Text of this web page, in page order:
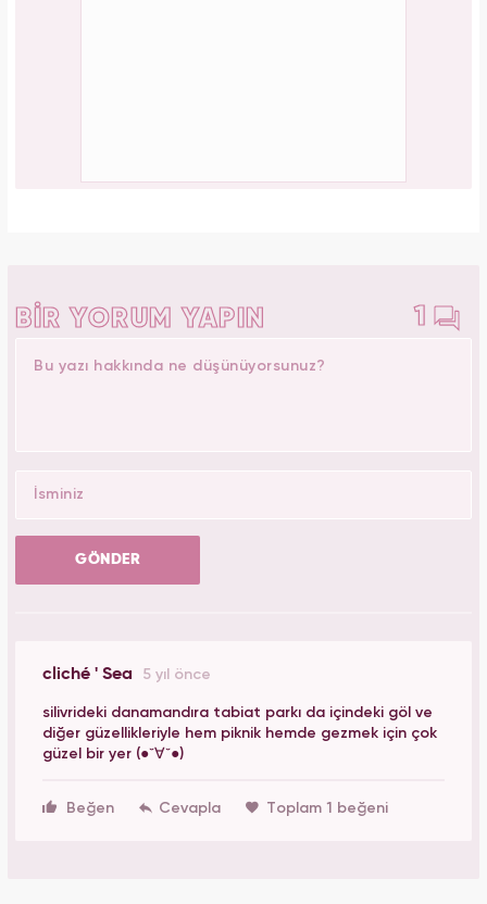
BİR YORUM YAPIN 1
GÖNDER
cliché ' Sea 5 yıl önce
silivrideki danamandıra tabiat parkı da içindeki göl ve
diğer güzellikleriyle hem piknik hemde gezmek için çok
güzel bir yer (●ˇ∀ˇ●)
Beğen Toplam 1 beğeni